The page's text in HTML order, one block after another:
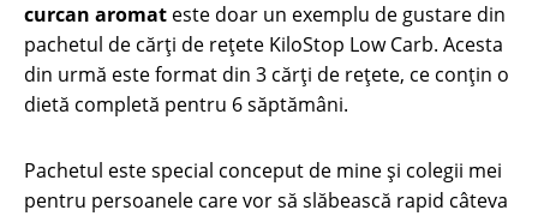
curcan aromat este doar un exemplu de gustare din
pachetul de cărți de rețete KiloStop Low Carb. Acesta
din urmă este format din 3 cărți de rețete, ce conțin o
dietă completă pentru 6 săptămâni.
Pachetul este special conceput de mine și colegii mei
pentru persoanele care vor să slăbească rapid câteva